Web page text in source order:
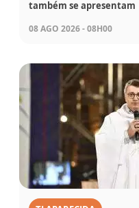
também se apresentam
08 AGO 2026 - 08H00